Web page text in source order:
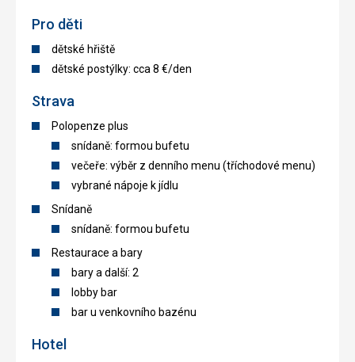
Pro děti
dětské hřiště
dětské postýlky: cca 8 €/den
Strava
Polopenze plus
snídaně: formou bufetu
večeře: výběr z denního menu (tříchodové menu)
vybrané nápoje k jídlu
Snídaně
snídaně: formou bufetu
Restaurace a bary
bary a další: 2
lobby bar
bar u venkovního bazénu
Hotel